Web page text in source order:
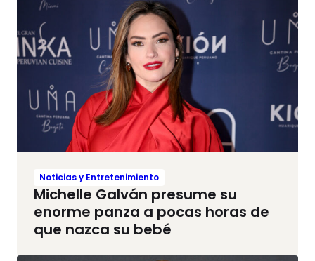
Noticias y Entretenimiento
Michelle Galván presume su
enorme panza a pocas horas de
que nazca su bebé